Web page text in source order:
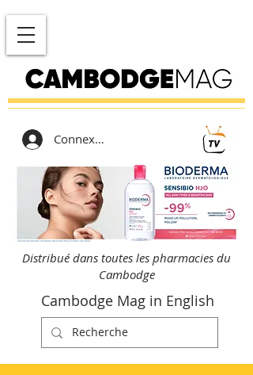
Connexion
Distribué dans toutes les pharmacies du
Cambodge
Cambodge Mag in English